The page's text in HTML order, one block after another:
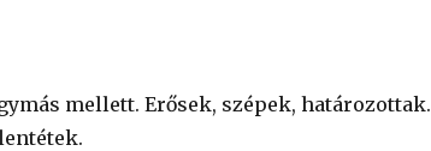
mellett. Erősek, szépek, határozottak.